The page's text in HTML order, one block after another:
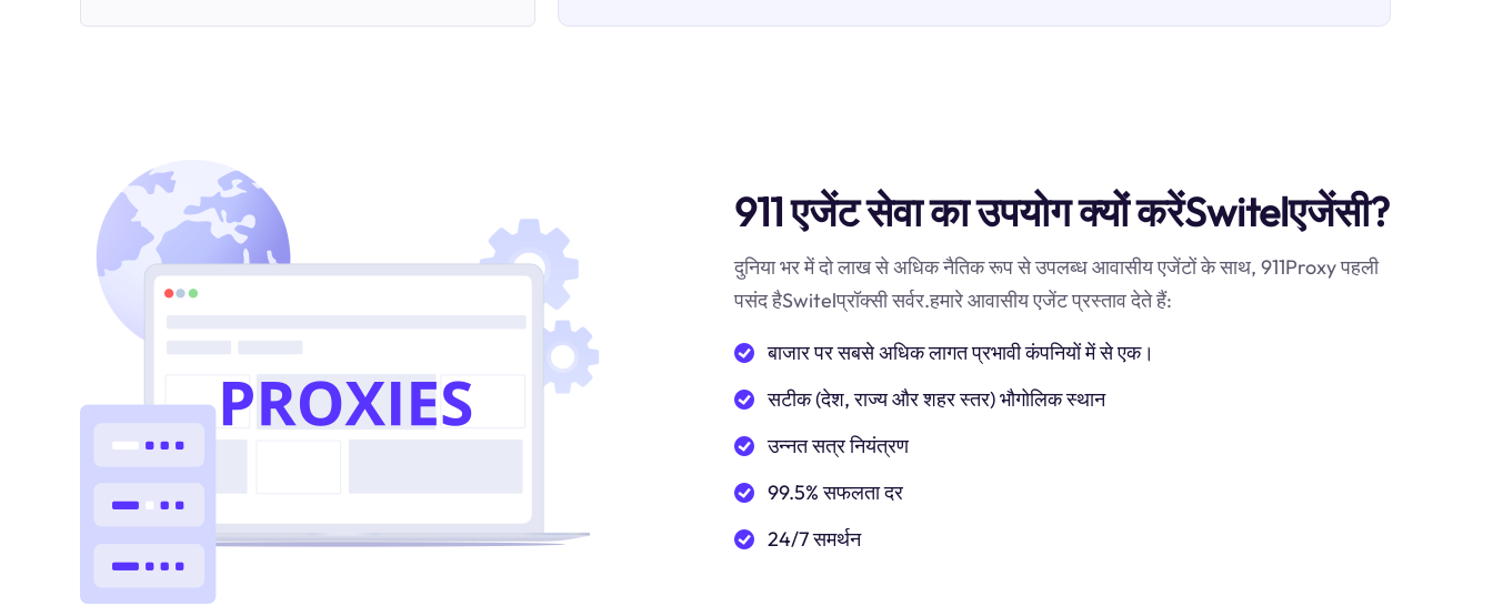
911 एजेंट सेवा का उपयोग क्यों करेंSwitelएजेंसी?
दुनिया भर में दो लाख से अधिक नैतिक रूप से उपलब्ध आवासीय एजेंटों के साथ, 911Proxy पहली
पसंद हैSwitelप्रॉक्सी सर्वर.हमारे आवासीय एजेंट प्रस्ताव देते हैं:
बाजार पर सबसे अधिक लागत प्रभावी कंपनियों में से एक।
सटीक (देश, राज्य और शहर स्तर) भौगोलिक स्थान
उन्नत सत्र नियंत्रण
99.5% सफलता दर
24/7 समर्थन